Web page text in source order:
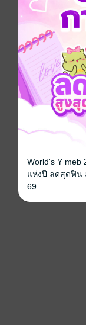
World's Y meb
แห่งปี ลดสุดฟิน
69